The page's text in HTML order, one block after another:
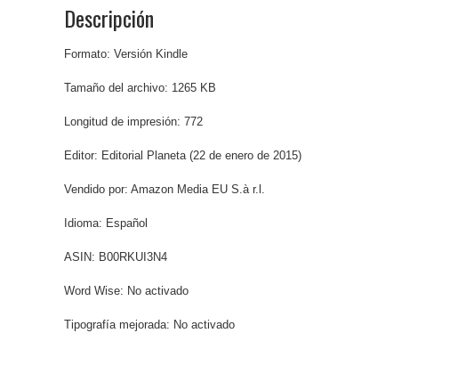
Descripción
Formato: Versión Kindle
Tamaño del archivo: 1265 KB
Longitud de impresión: 772
Editor: Editorial Planeta (22 de enero de 2015)
Vendido por: Amazon Media EU S.à r.l.
Idioma: Español
ASIN: B00RKUI3N4
Word Wise: No activado
Tipografía mejorada: No activado